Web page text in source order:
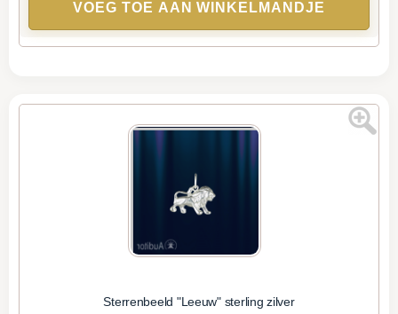
VOEG TOE AAN WINKELMANDJE
Sterrenbeeld "Leeuw" sterling zilver